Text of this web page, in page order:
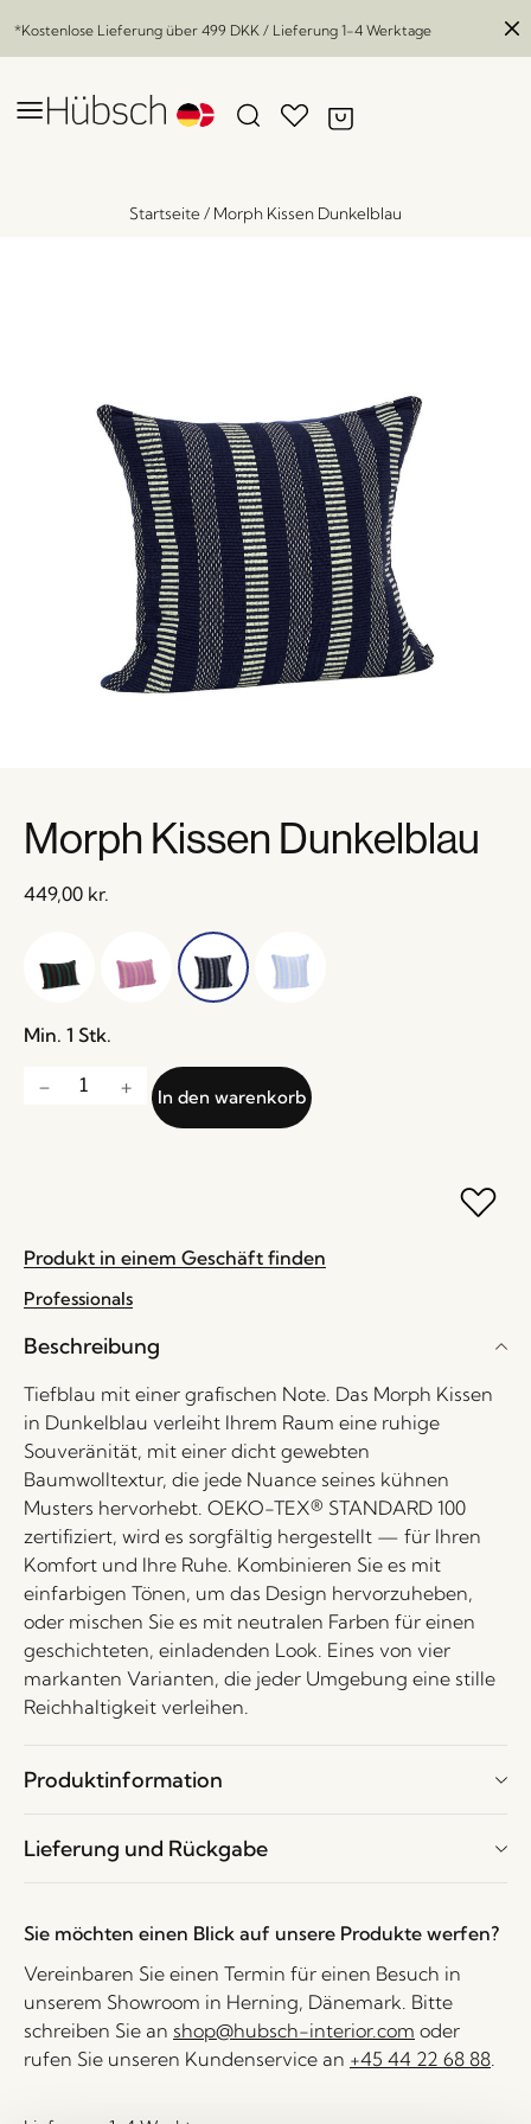
*Kostenlose Lieferung über 499 DKK / Lieferung 1-4 Werktage
Startseite/ Morph Kissen Dunkelblau
Morph Kissen Dunkelblau
449,00 kr.
Min. 1 Stk.
In den warenkorb
Produkt in einem Geschäft finden
Professionals
Beschreibung
Tiefblau mit einer grafischen Note. Das Morph Kissen
in Dunkelblau verleiht Ihrem Raum eine ruhige
Souveränität, mit einer dicht gewebten
Baumwolltextur, die jede Nuance seines kühnen
Musters hervorhebt. OEKO-TEX® STANDARD 100
zertifiziert, wird es sorgfältig hergestellt — für Ihren
Komfort und Ihre Ruhe. Kombinieren Sie es mit
einfarbigen Tönen, um das Design hervorzuheben,
oder mischen Sie es mit neutralen Farben für einen
geschichteten, einladenden Look. Eines von vier
markanten Varianten, die jeder Umgebung eine stille
Reichhaltigkeit verleihen.
Produktinformation
Lieferung und Rückgabe
Sie möchten einen Blick auf unsere Produkte werfen?
Vereinbaren Sie einen Termin für einen Besuch in
unserem Showroom in Herning, Dänemark. Bitte
schreiben Sie an shop@hubsch-interior.com oder
rufen Sie unseren Kundenservice an +45 44 22 68 88.